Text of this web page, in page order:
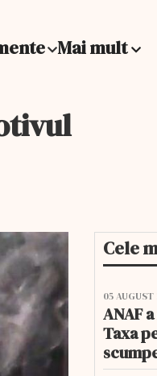
Mai mult
Cele
05
ANAF
Taxa